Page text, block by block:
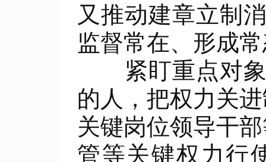
又推动建章立制
监督常在、形成
紧盯重点对象
的人，把权力关
关键岗位领导干
管等关键权力行